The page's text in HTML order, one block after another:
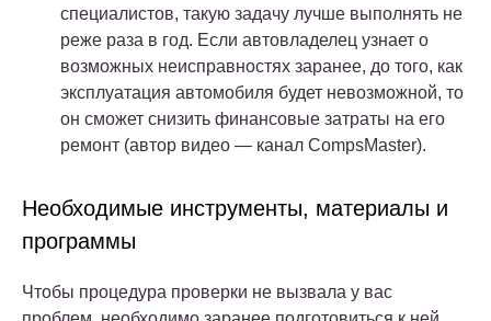
специалистов, такую задачу лучше выполнять не
реже раза в год. Если автовладелец узнает о
возможных неисправностях заранее, до того, как
эксплуатация автомобиля будет невозможной, то
он сможет снизить финансовые затраты на его
ремонт (автор видео — канал CompsMaster).
Необходимые инструменты, материалы и
программы
Чтобы процедура проверки не вызвала у вас